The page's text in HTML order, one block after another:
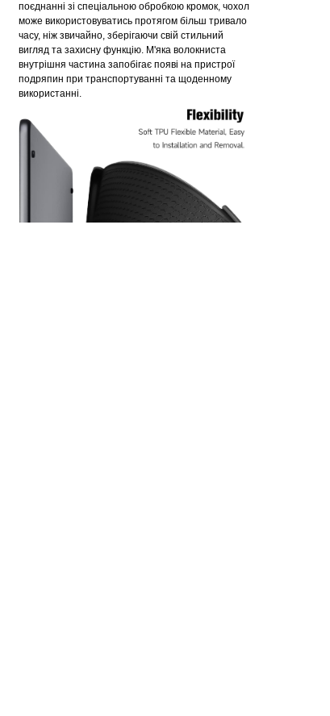
поєднанні зі спеціальною обробкою кромок, чохол
може використовуватись протягом більш тривало
часу, ніж звичайно, зберігаючи свій стильний
вигляд та захисну функцію. М'яка волокниста
внутрішня частина запобігає появі на пристрої
подряпин при транспортуванні та щоденному
використанні.